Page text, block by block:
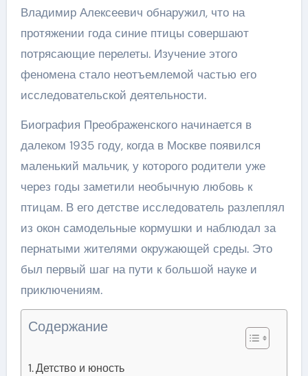
Владимир Алексеевич обнаружил, что на
протяжении года синие птицы совершают
потрясающие перелеты. Изучение этого
феномена стало неотъемлемой частью его
исследовательской деятельности.
Биография Преображенского начинается в
далеком 1935 году, когда в Москве появился
маленький мальчик, у которого родители уже
через годы заметили необычную любовь к
птицам. В его детстве исследователь разлеплял
из окон самодельные кормушки и наблюдал за
пернатыми жителями окружающей среды. Это
был первый шаг на пути к большой науке и
приключениям.
Содержание
Детство и юность